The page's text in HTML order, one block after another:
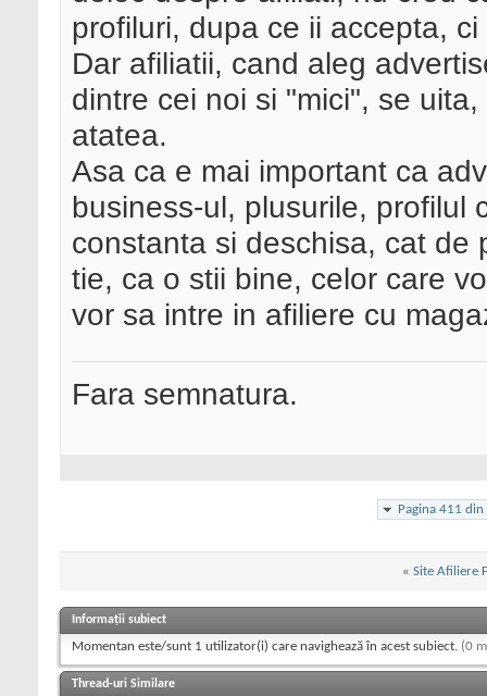
profiluri, dupa ce ii accepta, ci
Dar afiliatii, cand aleg
dintre cei noi si "mici", se
atatea.
Asa ca e mai important ca
business-ul, plusurile, profilul
constanta si deschisa, cat de
tie, ca o stii bine, celor care
vor sa intre in afiliere cu
Fara semnatura.
Pagina 411
« Site Afiliere
Informații subiect
Momentan este/sunt 1 utilizator(i) care navighează în acest subiect. (0
Thread-uri Similare